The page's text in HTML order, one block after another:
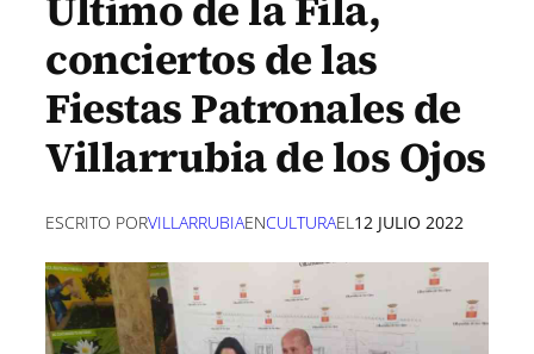
conciertos de las
Fiestas Patronales de
Villarrubia de los Ojos
ESCRITO PORVILLARRUBIAENCULTURAEL12 JULIO 2022